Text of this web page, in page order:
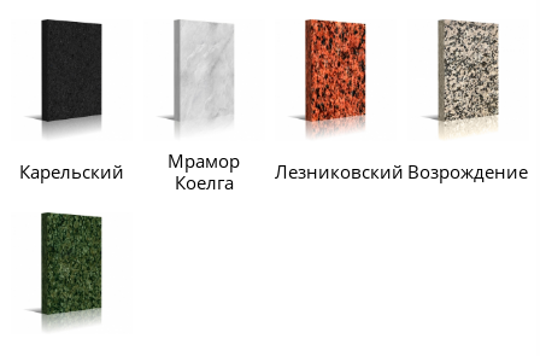
Карельский
Мрамор
Коелга
Лезниковский Возрождение